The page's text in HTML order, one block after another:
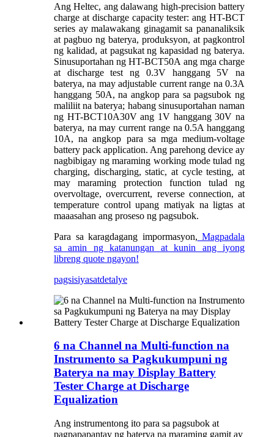
Ang Heltec, ang dalawang high-precision battery
charge at discharge capacity tester: ang HT-BCT
series ay malawakang ginagamit sa pananaliksik
at pagbuo ng baterya, produksyon, at pagkontrol
ng kalidad, at pagsukat ng kapasidad ng baterya.
Sinusuportahan ng HT-BCT50A ang mga charge
at discharge test ng 0.3V hanggang 5V na
baterya, na may adjustable current range na 0.3A
hanggang 50A, na angkop para sa pagsubok ng
maliliit na baterya; habang sinusuportahan naman
ng HT-BCT10A30V ang 1V hanggang 30V na
baterya, na may current range na 0.5A hanggang
10A, na angkop para sa mga medium-voltage
battery pack application. Ang parehong device ay
nagbibigay ng maraming working mode tulad ng
charging, discharging, static, at cycle testing, at
may maraming protection function tulad ng
overvoltage, overcurrent, reverse connection, at
temperature control upang matiyak na ligtas at
maaasahan ang proseso ng pagsubok.
Para sa karagdagang impormasyon, Magpadala
sa amin ng katanungan at kunin ang iyong
libreng quote ngayon!
pagsisiyasatdetalye
6 na Channel na Multi-function na
Instrumento sa Pagkukumpuni ng
Baterya na may Display Battery
Tester Charge at Discharge
Equalization
Ang instrumentong ito para sa pagsubok at
pagpapapantay ng baterya na maraming gamit ay